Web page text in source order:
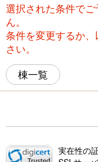
選択された条件で
ん。
条件を変更するか
さい。
棟一覧
実在性の